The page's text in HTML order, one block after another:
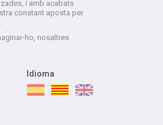
i amb acabats
constant aposta per
ho, nosaltres
Idioma